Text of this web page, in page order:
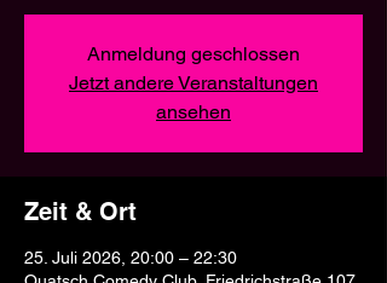
Anmeldung geschlossen
Jetzt andere Veranstaltungen
ansehen
Zeit & Ort
25. Juli 2026, 20:00 – 22:30